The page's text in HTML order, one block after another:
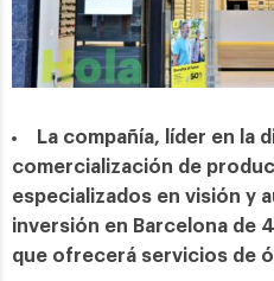
La compañía, líder en la
comercialización de
especializados en visión y
inversión en Barcelona de
que ofrecerá servicios de